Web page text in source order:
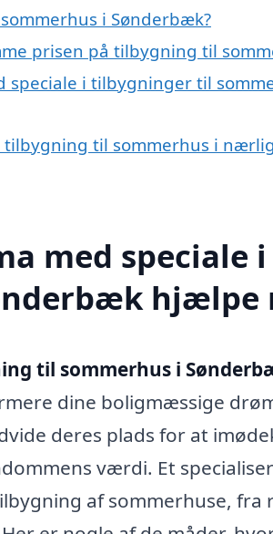
i Sønderbæk?
prisen på tilbygning til
speciale i tilbygninger til
til sommerhus i
med
hjælpe
til sommerhus i
dine boligmæssige
deres plads for at
værdi. Et
af sommerhuse, fra